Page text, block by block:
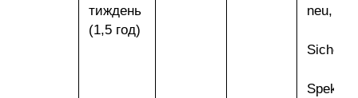
тиждень
(1,5 год)
neu,
Sicher,